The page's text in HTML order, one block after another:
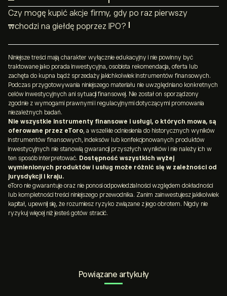
nabywców swoich akcji w dwóch różnych regionach.
Jeśli firma uważa, że inwestorzy w jednym kraju mogą
może zdecydować się na notowanie w obu miejscach.
Amerykańskie Kwity Depozytowe (ADR) to akcje
notowane na giełdzie w USA, które śledzą cenę akcji
notowanych na giełdzie zagranicznej. Na przykład akcje
Alibaba Group (BABA) są notowane głównie na giełdzie w
Hongkongu, ale inwestorzy z USA mogą kupować akcje
w wersji ADR, które są notowane w Stanach
Zjednoczonych. Globalne Kwity Depozytowe (GDR)
oferują tę samą funkcjonalność, ale mogą być
notowane na dowolnej giełdzie światowej, nie tylko w
USA.
Czy mogę kupić akcje firmy, gdy po raz pierwszy
wchodzi na giełdę poprzez IPO?
Inwestorzy mogą sporadycznie kupować akcje firmy,
gdy ta po raz pierwszy wchodzi na giełdę. Głównym
celem firmy przeprowadzającej IPO jest zapewnienie, że
wszystkie jej akcje zostaną kupione pierwszego dnia, co
może pomóc w stworzeniu pozytywnego nastawienia
do akcji. Jeśli pula inwestorów indywidualnych jest zbyt
mała, aby to się stało, firma może przyznać dużym
bankom inwestycyjnym wyłączne prawa do zakupu akcji
IPO. Banki te gwarantują, że wszystkie akcje zostaną
kupione, a w zamian cena zazwyczaj jest ustalana z
dyskontem do “
Niniejsze treści mają charakter wyłącznie edukacyjny i nie powinny być
traktowane jako porada inwestycyjna, osobista rekomendacja, oferta lub
zachęta do kupna bądź sprzedaży jakichkolwiek instrumentów finansowych.
Podczas przygotowywania niniejszego materiału nie uwzględniano konkretnych
celów inwestycyjnych ani sytuacji finansowej. Nie został on sporządzony
zgodnie z wymogami prawnymi i regulacyjnymi dotyczącymi promowania
niezależnych badań.
Nie wszystkie instrumenty finansowe i usługi, o których mowa, są
oferowane przez eToro, a wszelkie odniesienia do historycznych wyników
instrumentów finansowych, indeksów lub konfekcjonowanych produktów
inwestycyjnych nie stanowią gwarancji przyszłych wyników i nie należy ich w
ten sposób interpretować. Dostępność wszystkich wyżej
wymienionych produktów i usług może różnić się w zależności od
jurysdykcji i kraju.
eToro nie gwarantuje oraz nie ponosi odpowiedzialności względem dokładności
lub kompletności treści niniejszego przewodnika. Zanim zainwestujesz jakikolwiek
kapitał, upewnij się, że rozumiesz ryzyko związane z jego obrotem. Nigdy nie
ryzykuj więcej niż jesteś gotów stracić.
Powiązane artykuły